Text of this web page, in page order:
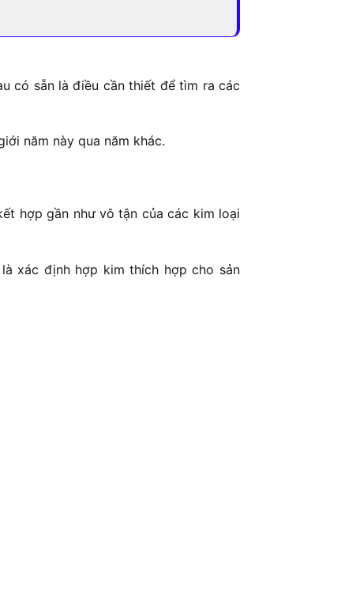
có sẵn là điều cần thiết để tìm ra các
năm này qua năm khác.
hợp gần như vô tận của các kim loại
xác định hợp kim thích hợp cho sản